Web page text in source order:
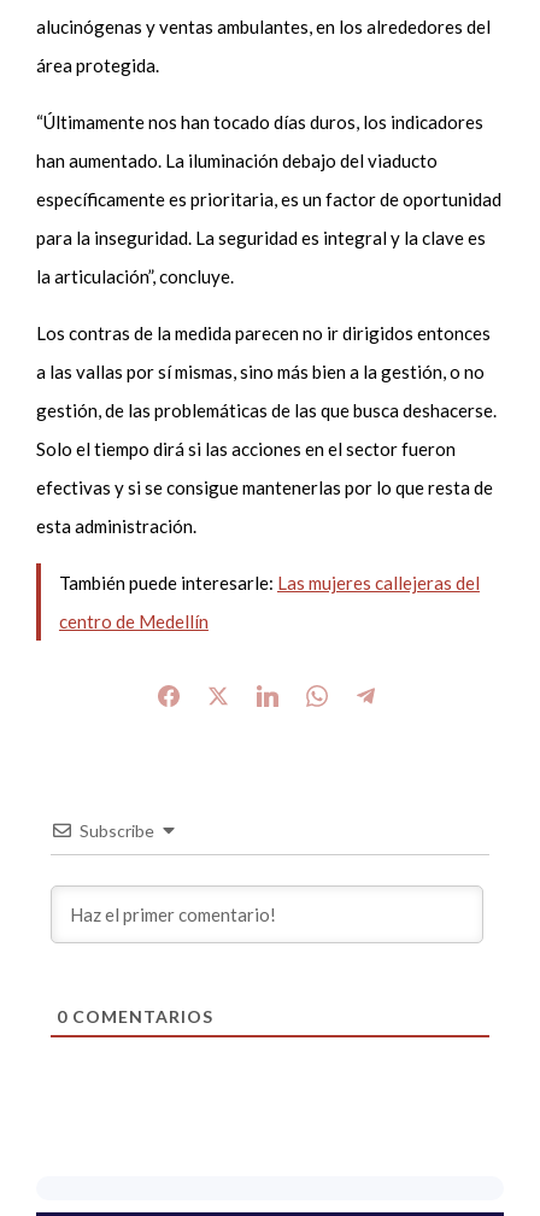
alucinógenas y ventas ambulantes, en los alrededores del
área protegida.
“Últimamente nos han tocado días duros, los indicadores
han aumentado. La iluminación debajo del viaducto
específicamente es prioritaria, es un factor de oportunidad
para la inseguridad. La seguridad es integral y la clave es
la articulación”, concluye.
Los contras de la medida parecen no ir dirigidos entonces
a las vallas por sí mismas, sino más bien a la gestión, o no
gestión, de las problemáticas de las que busca deshacerse.
Solo el tiempo dirá si las acciones en el sector fueron
efectivas y si se consigue mantenerlas por lo que resta de
esta administración.
También puede interesarle: Las mujeres callejeras del
centro de Medellín
Subscribe
0COMENTARIOS